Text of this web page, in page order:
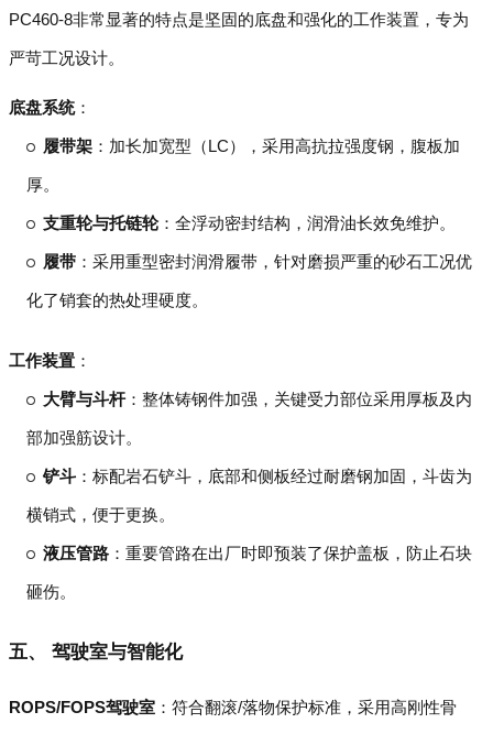
PC460-8非常显著的特点是坚固的底盘和强化的工作装置，专为
严苛工况设计。
底盘系统：
履带架 ：加长加宽型（LC），采用高抗拉强度钢，腹板加
厚。
支重轮与托链轮 ：全浮动密封结构，润滑油长效免维护。
履带 ：采用重型密封润滑履带，针对磨损严重的砂石工况优
化了销套的热处理硬度。
工作装置 ：
大臂与斗杆：整体铸钢件加强，关键受力部位采用厚板及内
部加强筋设计。
铲斗 ：标配岩石铲斗，底部和侧板经过耐磨钢加固，斗齿为
横销式，便于更换。
液压管路 ：重要管路在出厂时即预装了保护盖板，防止石块
砸伤。
五、 驾驶室与智能化
ROPS/FOPS驾驶室 ：符合翻滚/落物保护标准，采用高刚性骨